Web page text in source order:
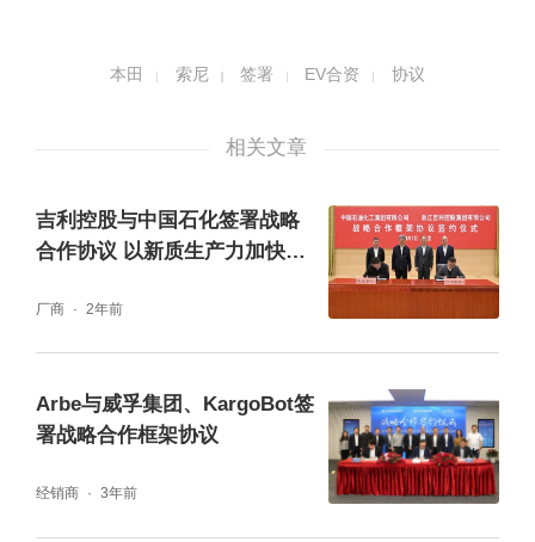
本田 索尼 签署 EV合资 协议
相关文章
吉利控股与中国石化签署战略
合作协议 以新质生产力加快推
厂商 2年前
Arbe与威孚集团、KargoBot签
署战略合作框架协议
经销商 3年前